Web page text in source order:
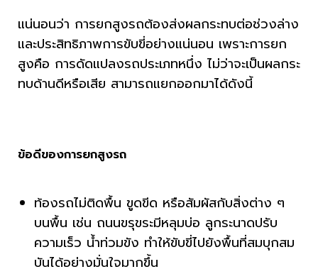
แน่นอนว่า การยกสูงรถต้องส่งผลกระทบต่อช่วงล่าง
และประสิทธิภาพการขับขี่อย่างแน่นอน เพราะการยก
สูงคือ การดัดแปลงรถประเภทหนึ่ง ไม่ว่าจะเป็นผลกระ
ทบด้านดีหรือเสีย สามารถแยกออกมาได้ดังนี้
ข้อดีของการยกสูงรถ
ท้องรถไม่ติดพื้น ขูดขีด หรือสัมผัสกับสิ่งต่าง ๆ
บนพื้น เช่น ถนนขรุขระมีหลุมบ่อ ลูกระนาดปรับ
ความเร็ว น้ำท่วมขัง ทำให้ขับขี่ไปยังพื้นที่สมบุกสม
บันได้อย่างมั่นใจมากขึ้น